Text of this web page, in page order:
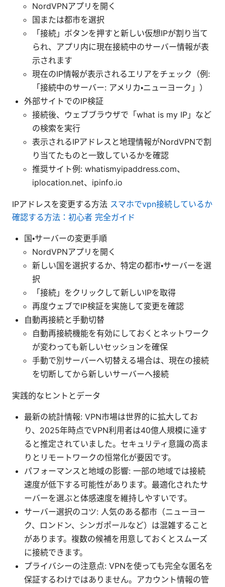
NordVPNアプリを開く
国または都市を選択
「接続」ボタンを押すと新しい仮想IPが割り当て
られ、アプリ内に現在接続中のサーバー情報が表
示されます
現在のIP情報が表示されるエリアをチェック（例:
「接続中のサーバー: アメリカ・ニューヨーク」）
外部サイトでのIP検証
接続後、ウェブブラウザで「what is my IP」など
の検索を実行
表示されるIPアドレスと地理情報がNordVPNで割
り当てたものと一致しているかを確認
推奨サイト例: whatismyipaddress.com、
iplocation.net、ipinfo.io
IPアドレスを変更する方法 スマホでvpn接続しているか
確認する方法：初心者 完全ガイド
国・サーバーの変更手順
NordVPNアプリを開く
新しい国を選択するか、特定の都市・サーバーを選
択
「接続」をクリックして新しいIPを取得
再度ウェブでIP検証を実施して変更を確認
自動再接続と手動切替
自動再接続機能を有効にしておくとネットワーク
が変わっても新しいセッションを確保
手動で別サーバーへ切替える場合は、現在の接続
を切断してから新しいサーバーへ接続
実践的なヒントとデータ
最新の統計情報: VPN市場は世界的に拡大してお
り、2025年時点でVPN利用者は40億人規模に達す
ると推定されていました。セキュリティ意識の高ま
りとリモートワークの恒常化が要因です。
パフォーマンスと地域の影響: 一部の地域では接続
速度が低下する可能性があります。最適化されたサ
ーバーを選ぶと体感速度を維持しやすいです。
サーバー選択のコツ: 人気のある都市（ニューヨー
ク、ロンドン、シンガポールなど）は混雑すること
があります。複数の候補を用意しておくとスムーズ
に接続できます。
プライバシーの注意点: VPNを使っても完全な匿名を
保証するわけではありません。アカウント情報の管